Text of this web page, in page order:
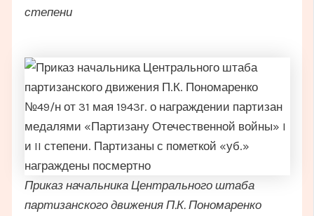
степени
Приказ начальника Центрального штаба
партизанского движения П.К. Пономаренко